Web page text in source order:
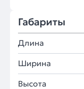
Габариты
Длина
Ширина
Высота